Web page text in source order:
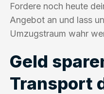
Fordere noch heute
Angebot an und lass
Umzugstraum wahr
Geld
Transport